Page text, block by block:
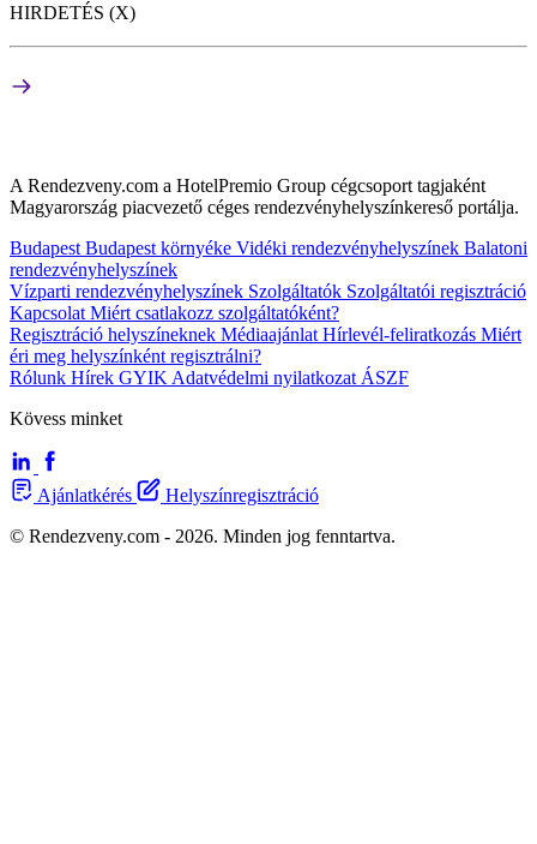
HIRDETÉS (X)
A Rendezveny.com a HotelPremio Group cégcsoport tagjaként
Magyarország piacvezető céges rendezvényhelyszínkereső portálja.
Budapest Budapest környéke Vidéki rendezvényhelyszínek Balatoni
rendezvényhelyszínek
Vízparti rendezvényhelyszínek Szolgáltatók Szolgáltatói regisztráció
Kapcsolat Miért csatlakozz szolgáltatóként?
Regisztráció helyszíneknek Médiaajánlat Hírlevél-feliratkozás Miért
éri meg helyszínként regisztrálni?
Rólunk Hírek GYIK Adatvédelmi nyilatkozat ÁSZF
Kövess minket
Ajánlatkérés
Helyszínregisztráció
© Rendezveny.com - 2026. Minden jog fenntartva.